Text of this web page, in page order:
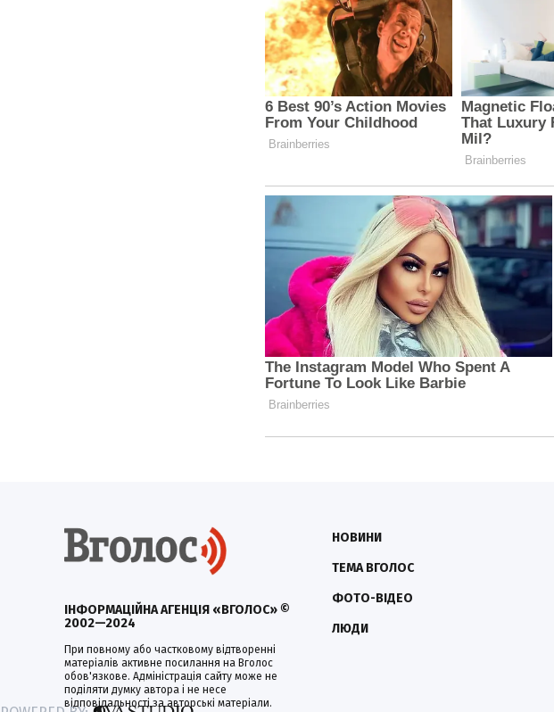
ІНФОРМАЦІЙНА АГЕНЦІЯ «ВГОЛОС» ©
2002—2024
При повному або частковому відтворенні
матеріалів активне посилання на Вголос
обов'язкове. Адміністрація сайту може не
поділяти думку автора і не несе
відповідальності за авторські матеріали.
НОВИНИ
ТЕМА ВГОЛОС
ФОТО-ВІДЕО
ЛЮДИ